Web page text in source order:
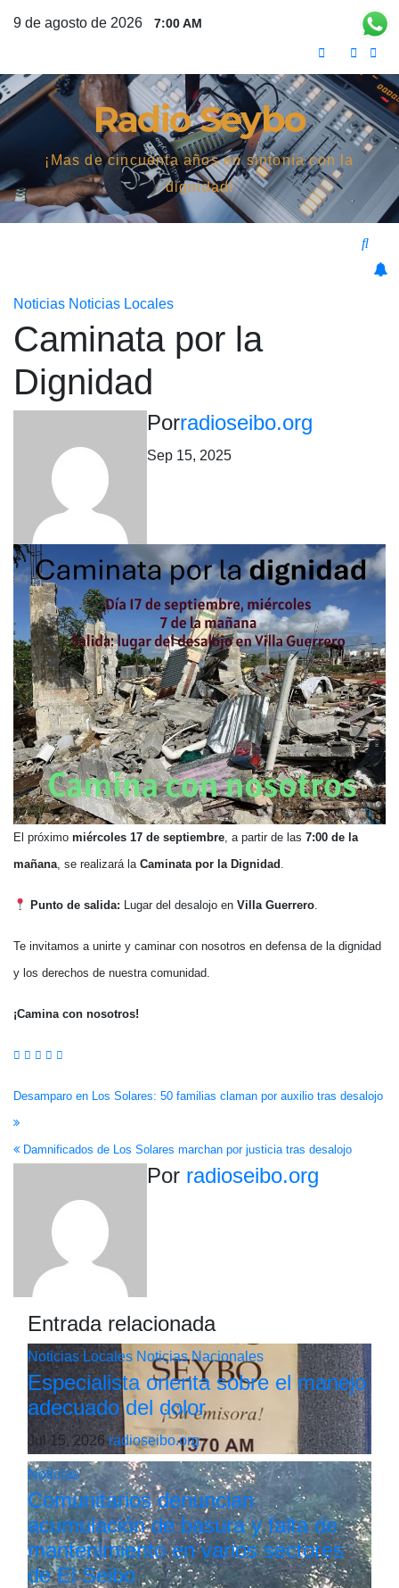
9 de agosto de 2026 7:00 AM
Radio Seybo
¡Mas de cincuenta años en sintonía con la
dignidad!
Noticias Noticias Locales
Caminata por la
Dignidad
Porradioseibo.org
Sep 15, 2025
El próximo miércoles 17 de septiembre , a partir de las 7:00 de la
mañana , se realizará la Caminata por la Dignidad
Punto de salida: Lugar del desalojo en Villa Guerrero.
Te invitamos a unirte y caminar con nosotros en defensa de la dignidad
y los derechos de nuestra comunidad.
¡Camina con nosotros!
Navegación
de
entradas
Desamparo en Los Solares: 50 familias claman por auxilio tras desalojo
Damnificados de Los Solares marchan por justicia tras desalojo
Por radioseibo.org
Entrada relacionada
Noticias Locales Noticias Nacionales
Especialista orienta sobre el manejo
adecuado del dolor
Jul 15, 2026radioseibo.org
Noticias
Comunitarios denuncian
acumulación de basura y falta de
mantenimiento en varios sectores
de El Seibo